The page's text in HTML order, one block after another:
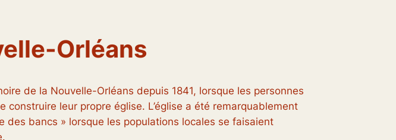
Orléans
de la Nouvelle-Orléans depuis 1841, lorsque les personnes
leur propre église. L’église a été remarquablement
bancs » lorsque les populations locales se faisaient